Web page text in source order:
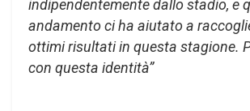
indipendentemente dallo stadio, e
andamento ci ha aiutato a
ottimi risultati in questa stagione.
con questa identità”